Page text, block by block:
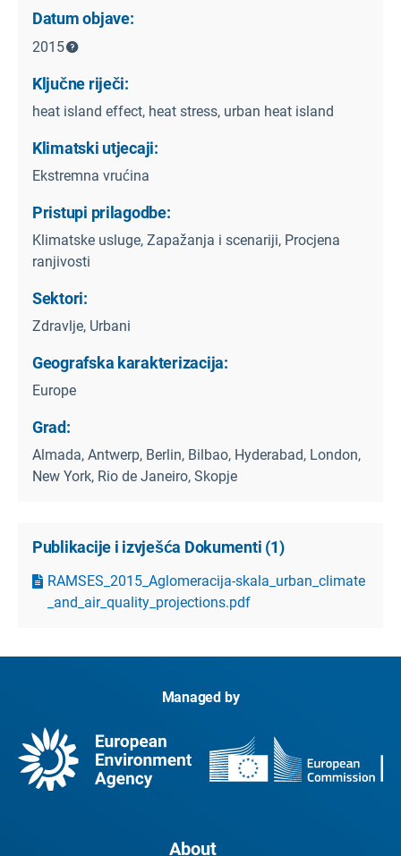
Datum objave:
2015
Ključne riječi:
heat island effect, heat stress, urban heat island
Klimatski utjecaji:
Ekstremna vrućina
Pristupi prilagodbe:
Klimatske usluge, Zapažanja i scenariji, Procjena
ranjivosti
Sektori:
Zdravlje, Urbani
Geografska karakterizacija:
Europe
Grad:
Almada, Antwerp, Berlin, Bilbao, Hyderabad, London,
New York, Rio de Janeiro, Skopje
Publikacije i izvješća Dokumenti (1)
RAMSES_2015_Aglomeracija-skala_urban_climate
_and_air_quality_projections.pdf
Managed by
About